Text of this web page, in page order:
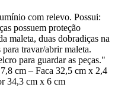
com relevo. Possui:
possuem proteção
maleta, duas dobradiças na
travar/abrir maleta.
para guardar as peças."
cm – Faca 32,5 cm x 2,4
34,3 cm x 6 cm